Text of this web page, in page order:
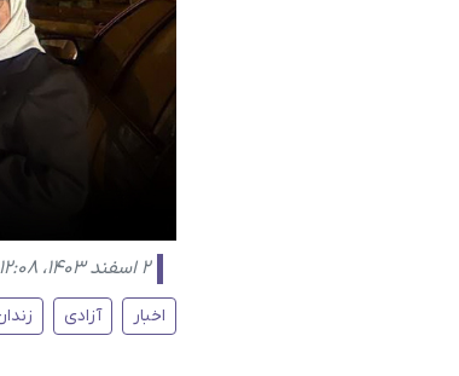
۲ اسفند ۱۴۰۳، ۱۲:۰۸
اخبار آزادی